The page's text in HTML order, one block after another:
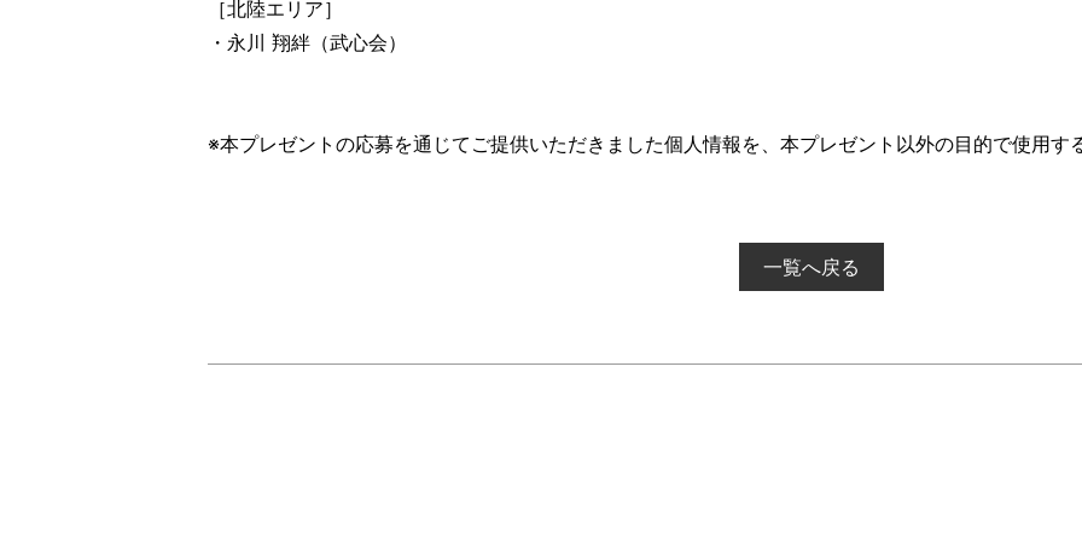
［北陸エリア］
・永川 翔絆（武心会）
※本プレゼントの応募を通じてご提供いただきました個人情報を、本プレゼント以外の目的で使用す
一覧へ戻る